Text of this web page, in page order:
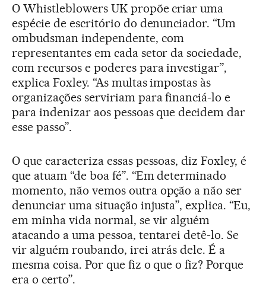
O Whistleblowers UK propõe criar uma
espécie de escritório do denunciador. “Um
ombudsman independente, com
representantes em cada setor da sociedade,
com recursos e poderes para investigar”,
explica Foxley. “As multas impostas às
organizações serviriam para financiá-lo e
para indenizar aos pessoas que decidem dar
esse passo”.
O que caracteriza essas pessoas, diz Foxley, é
que atuam “de boa fé”. “Em determinado
momento, não vemos outra opção a não ser
denunciar uma situação injusta”, explica. “Eu,
em minha vida normal, se vir alguém
atacando a uma pessoa, tentarei detê-lo. Se
vir alguém roubando, irei atrás dele. É a
mesma coisa. Por que fiz o que o fiz? Porque
era o certo”.